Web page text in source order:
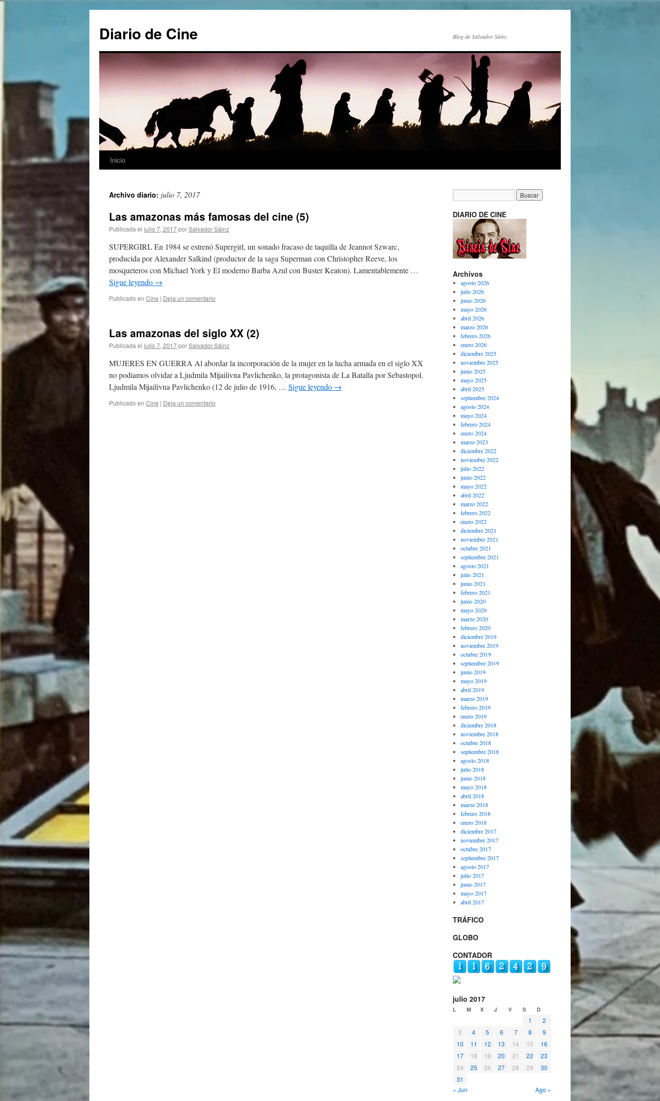
contenido
Diario de Cine Blog de Salvador Sáinz
Inicio
Archivo diario: julio 7, 2017
Las amazonas más famosas del cine (5)
Publicada el julio 7, 2017porSalvador Sáinz
SUPERGIRL En 1984 se estrenó Supergirl, un sonado fracaso de taquilla de Jeannot Szwarc,
producida por Alexander Salkind (productor de la saga Superman con Christopher Reeve, los
mosqueteros con Michael York y El moderno Barba Azul con Buster Keaton). Lamentablemente …
Sigue leyendo →
Publicado en Cine | Deja un comentario
Las amazonas del siglo XX (2)
Publicada el julio 7, 2017porSalvador Sáinz
MUJERES EN GUERRA Al abordar la incorporación de la mujer en la lucha armada en el siglo XX
no podíamos olvidar a Ljudmila Mijailivna Pavlichenko, la protagonista de La Batalla por Sebastopol.
Ljudmila Mijailivna Pavlichenko (12 de julio de 1916, … Sigue leyendo →
Publicado en Cine | Deja un comentario
DIARIO DE CINE
Archivos
agosto 2026
julio 2026
junio 2026
mayo 2026
abril 2026
marzo 2026
febrero 2026
enero 2026
diciembre 2025
noviembre 2025
junio 2025
mayo 2025
abril 2025
septiembre 2024
agosto 2024
mayo 2024
febrero 2024
enero 2024
marzo 2023
diciembre 2022
noviembre 2022
julio 2022
junio 2022
mayo 2022
abril 2022
marzo 2022
febrero 2022
enero 2022
diciembre 2021
noviembre 2021
octubre 2021
septiembre 2021
agosto 2021
julio 2021
junio 2021
febrero 2021
junio 2020
mayo 2020
marzo 2020
febrero 2020
diciembre 2019
noviembre 2019
octubre 2019
septiembre 2019
junio 2019
mayo 2019
abril 2019
marzo 2019
febrero 2019
enero 2019
diciembre 2018
noviembre 2018
octubre 2018
septiembre 2018
agosto 2018
julio 2018
junio 2018
mayo 2018
abril 2018
marzo 2018
febrero 2018
enero 2018
diciembre 2017
noviembre 2017
octubre 2017
septiembre 2017
agosto 2017
julio 2017
junio 2017
mayo 2017
abril 2017
TRÁFICO
GLOBO
CONTADOR
julio 2017
L M X J V S D
1
2
3
4 5 6 7 8
9
10
11 12 13 14 15
16
17
18 19 20 21 22
23
24
25 26 27 28 29
30
31
« Jun
Ago »